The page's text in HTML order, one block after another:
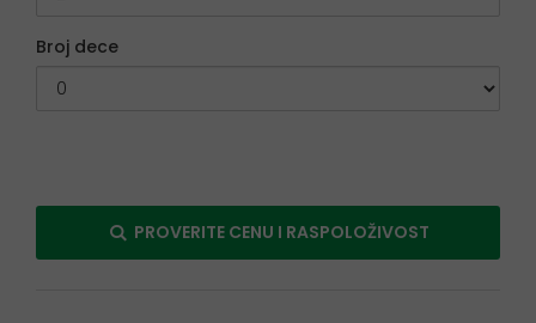
Broj dece
PROVERITE CENU I RASPOLOŽIVOST